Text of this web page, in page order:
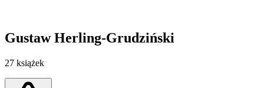
Gustaw Herling-Grudziński
27 książek